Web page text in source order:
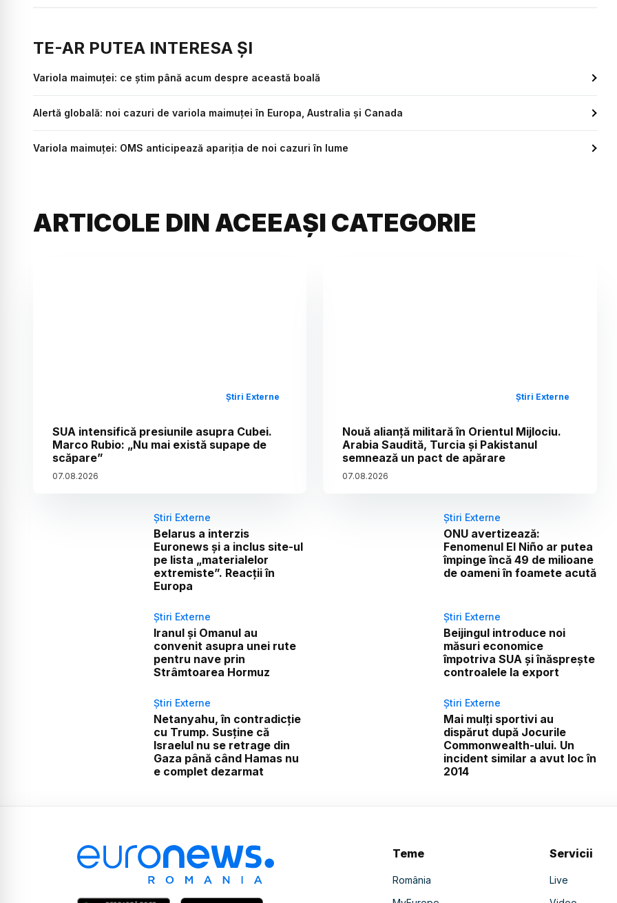
TE-AR PUTEA INTERESA ȘI
Variola maimuței: ce știm până acum despre această boală
Alertă globală: noi cazuri de variola maimuței în Europa, Australia și Canada
Variola maimuţei: OMS anticipează apariţia de noi cazuri în lume
ARTICOLE DIN ACEEAȘI CATEGORIE
Știri Externe
SUA intensifică presiunile asupra Cubei.
Marco Rubio: „Nu mai există supape de
scăpare”
07.08.2026
Știri Externe
Nouă alianță militară în Orientul Mijlociu.
Arabia Saudită, Turcia și Pakistanul
semnează un pact de apărare
07.08.2026
Știri Externe
Belarus a interzis
Euronews și a inclus site-ul
pe lista „materialelor
extremiste”. Reacții în
Europa
Știri Externe
ONU avertizează:
Fenomenul El Niño ar putea
împinge încă 49 de milioane
de oameni în foamete acută
Știri Externe
Iranul și Omanul au
convenit asupra unei rute
pentru nave prin
Strâmtoarea Hormuz
Știri Externe
Beijingul introduce noi
măsuri economice
împotriva SUA și înăsprește
controalele la export
Știri Externe
Netanyahu, în contradicție
cu Trump. Susține că
Israelul nu se retrage din
Gaza până când Hamas nu
e complet dezarmat
Știri Externe
Mai mulți sportivi au
dispărut după Jocurile
Commonwealth-ului. Un
incident similar a avut loc în
2014
Teme
România
Servicii
Live